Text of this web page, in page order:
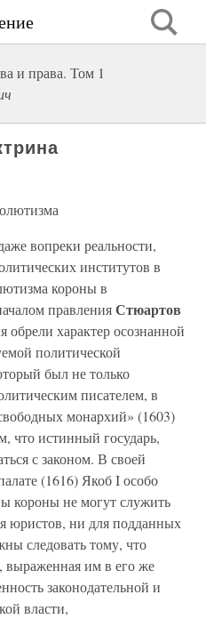
и права. Том 1
вопреки реальности,
институтов в
короны в
правленияСтюартов
обрели характер осознанной
политической
был не только
писателем, в
монархий» (1603)
что истинный государь,
с законом. В своей
(1616) Якоб I особо
короны не могут служить
юристов, ни для подданных
следовать тому, что
выраженная им в его же
законодательной и
власти,